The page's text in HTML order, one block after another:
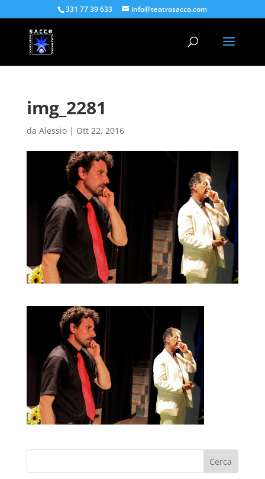
331 77 39 633 info@teatrosacco.com
img_2281
da Alessio| Ott 22, 2016